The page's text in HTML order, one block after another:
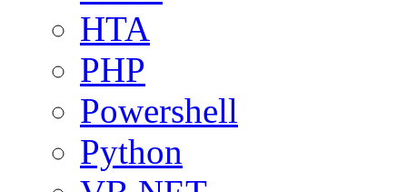
HTA
PHP
Powershell
Python